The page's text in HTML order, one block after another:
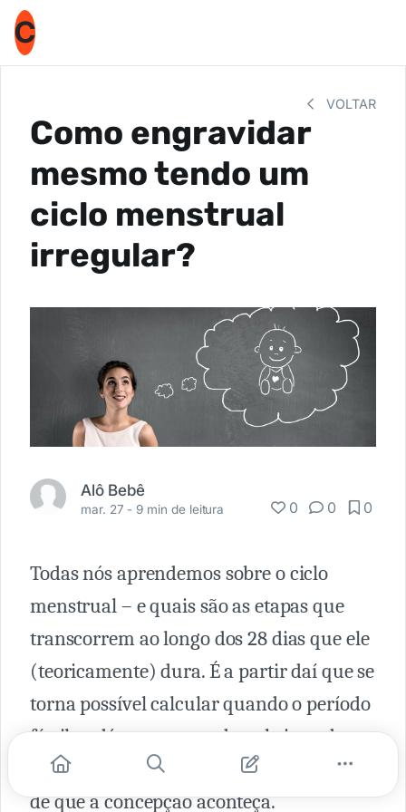
C
VOLTAR
Como engravidar
mesmo tendo um
ciclo menstrual
irregular?
Alô Bebê
mar. 27 - 9 min de leitura 0 0 0
Todas nós aprendemos sobre o ciclo
menstrual – e quais são as etapas que
transcorrem ao longo dos 28 dias que ele
(teoricamente) dura. É a partir daí que se
torna possível calcular quando o período
fértil se dá e, portanto, descobrir as datas
em que existe uma maior probabilidade
de que a concepção aconteça.